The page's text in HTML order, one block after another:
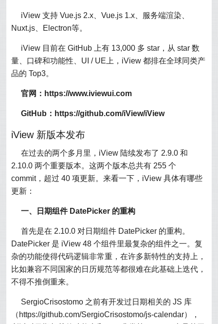
iView 支持 Vue.js 2.x、Vue.js 1.x、服务端渲染、
Nuxt.js、Electron等。
iView 目前在 GitHub 上有 13,000 多 star，从 star 数
量、口碑和功能性、UI / UE上，iView 都排在全球同类产
品的 Top3。
官网：https://www.iviewui.com
GitHub：https://github.com/iView/iView
iView 新版本发布
在过去的两个多月里，iView 陆续发布了 2.9.0 和
2.10.0 两个重要版本。这两个版本总共有 255 个
commit，超过 40 项更新。来看一下，iView 具体有哪些
更新：
一、日期组件 DatePicker 的重构
首先是在 2.10.0 对日期组件 DatePicker 的重构。
DatePicker 是 iView 48 个组件里最复杂的组件之一。复
杂的功能使得代码逻辑非常重，在许多新特性的支持上，
比如兼容不同国家的日历规范等都很难在此基础上迭代，
不得不推倒重来。
SergioCrisostomo 之前有开发过日期相关的 JS 库
（https://github.com/SergioCrisostomo/js-calendar），